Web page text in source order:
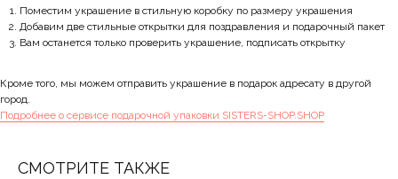
Поместим украшение в стильную коробку по размеру украшения
Добавим две стильные открытки для поздравления и подарочный пакет
Вам останется только проверить украшение, подписать открытку
Кроме того, мы можем отправить украшение в подарок адресату в другой
город.
Подробнее о сервисе подарочной упаковки SISTERS-SHOP.SHOP
СМОТРИТЕ ТАКЖЕ